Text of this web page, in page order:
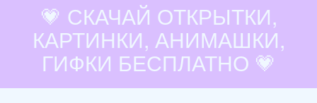
💗 СКАЧАЙ ОТКРЫТКИ,
КАРТИНКИ, АНИМАШКИ,
ГИФКИ БЕСПЛАТНО 💗